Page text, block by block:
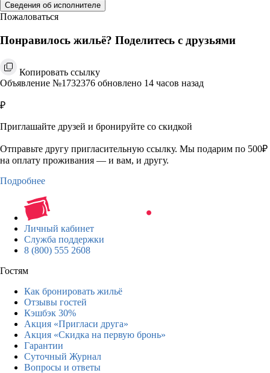
Сведения об исполнителе
Пожаловаться
Понравилось жильё? Поделитесь с друзьями
Копировать ссылку
Объявление №1732376 обновлено 14 часов назад
₽
Приглашайте друзей и бронируйте со скидкой
Отправьте другу пригласительную ссылку. Мы подарим по 500₽
на оплату проживания — и вам, и другу.
Подробнее
Личный кабинет
Служба поддержки
8 (800) 555 2608
Гостям
Как бронировать жильё
Отзывы гостей
Кэшбэк 30%
Акция «Пригласи друга»
Акция «Скидка на первую бронь»
Гарантии
Суточный Журнал
Вопросы и ответы